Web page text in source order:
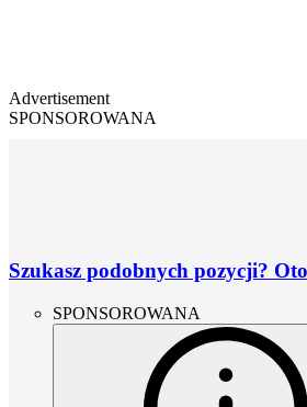
Advertisement
SPONSOROWANA
Szukasz podobnych pozycji?
SPONSOROWANA